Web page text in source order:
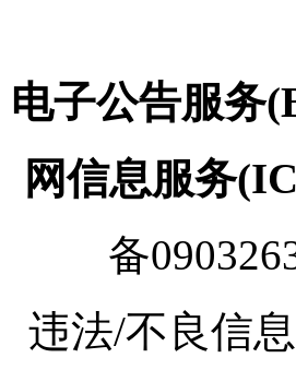
电子公告服务
网信息服务
备
违法/不良信